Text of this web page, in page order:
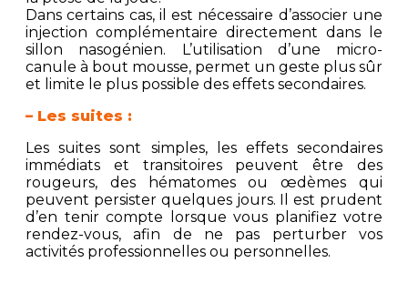
Dans certains cas, il est nécessaire d’associer une
injection complémentaire directement dans le
sillon nasogénien. L’utilisation d’une micro-
canule à bout mousse, permet un geste plus sûr
et limite le plus possible des effets secondaires.
– Les suites :
Les suites sont simples, les effets secondaires
immédiats et transitoires peuvent être des
rougeurs, des hématomes ou œdèmes qui
peuvent persister quelques jours. Il est prudent
d’en tenir compte lorsque vous planifiez votre
rendez-vous, afin de ne pas perturber vos
activités professionnelles ou personnelles.